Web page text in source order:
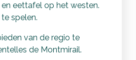
eettafel op het westen.
spelen.
van de regio te
de Montmirail.